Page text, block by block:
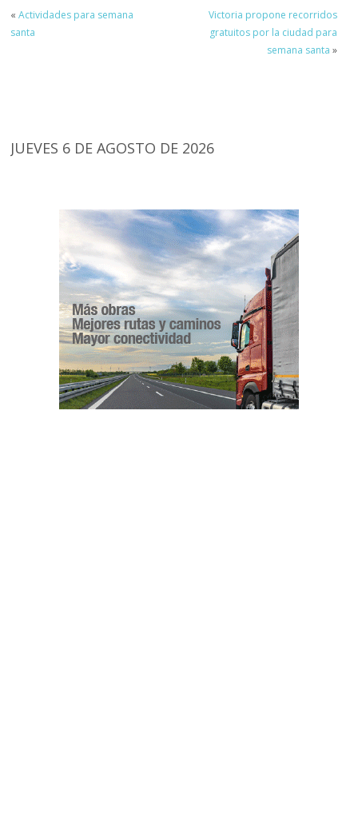
«Actividades para semana
santa
Victoria propone recorridos
gratuitos por la ciudad para
semana santa »
JUEVES 6 DE AGOSTO DE 2026